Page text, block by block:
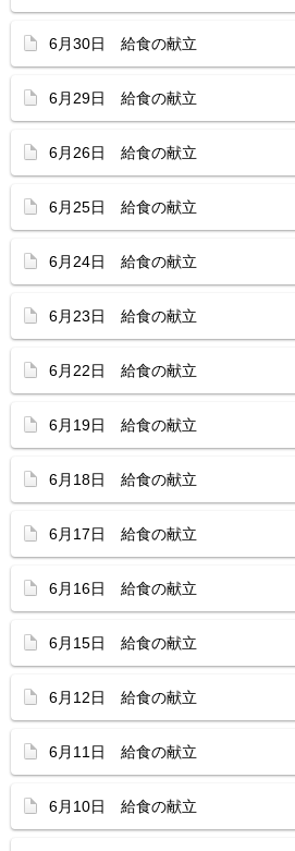
6月30日 給食の献立
6月29日 給食の献立
6月26日 給食の献立
6月25日 給食の献立
6月24日 給食の献立
6月23日 給食の献立
6月22日 給食の献立
6月19日 給食の献立
6月18日 給食の献立
6月17日 給食の献立
6月16日 給食の献立
6月15日 給食の献立
6月12日 給食の献立
6月11日 給食の献立
6月10日 給食の献立